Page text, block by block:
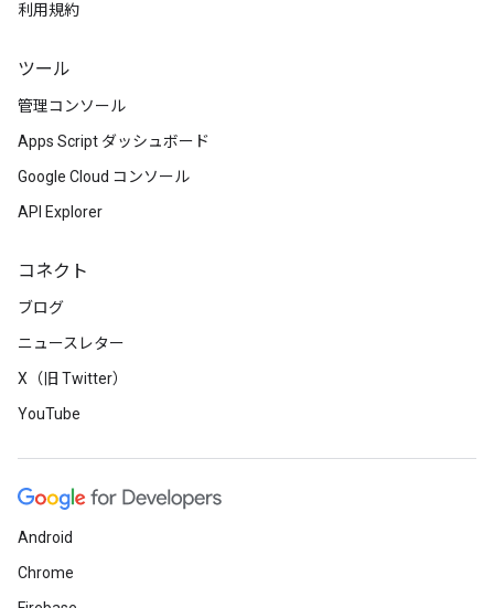
利用規約
ツール
管理コンソール
Apps Script ダッシュボード
Google Cloud コンソール
API Explorer
コネクト
ブログ
ニュースレター
X（旧 Twitter）
YouTube
Android
Chrome